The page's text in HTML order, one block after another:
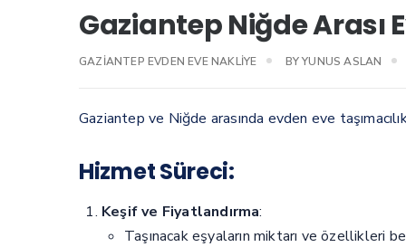
Gaziantep Niğde Arası
GAZIANTEP EVDEN EVE NAKLIYE BYYUNUS ASLAN
Gaziantep ve Niğde arasında evden eve
Hizmet Süreci:
Keşif ve Fiyatlandırma:
Taşınacak eşyaların miktarı ve özellikleri